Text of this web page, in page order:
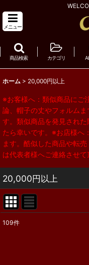
メニュー
商品検索 カテゴリ
ホーム > 20,000円以上
※お客様へ：類似商品にご
論、帽子の丈やフォルム
す。類似商品を発見され
たら幸いです。※お店様へ
ます。酷似した商品や転
は代表者様へご連絡させて
20,000円以上
109件